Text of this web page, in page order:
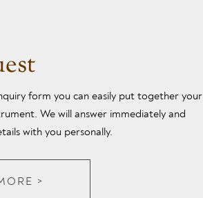
form you can easily put together your
We will answer immediately and
with you personally.
>